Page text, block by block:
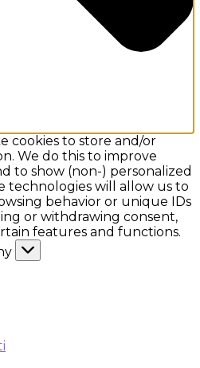
cookies to store and/or
We do this to improve
to show (non-) personalized
technologies will allow us to
behavior or unique IDs
or withdrawing consent,
features and functions.